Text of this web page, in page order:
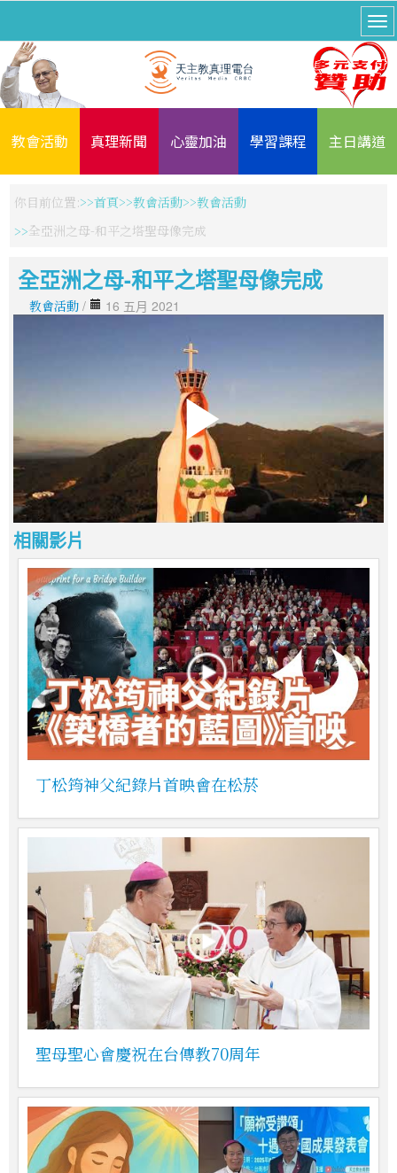
教會活動 真理新聞 心靈加油 學習課程 主日講道
你目前位置: 首頁 教會活動
教會活動
全亞洲之母-和平之塔聖母像完成
全亞洲之母-和平之塔聖母像完成
教會活動 / 16 五月 2021
相關影片
丁松筠神父紀錄片首映會在松菸
聖母聖心會慶祝在台傳教70周年